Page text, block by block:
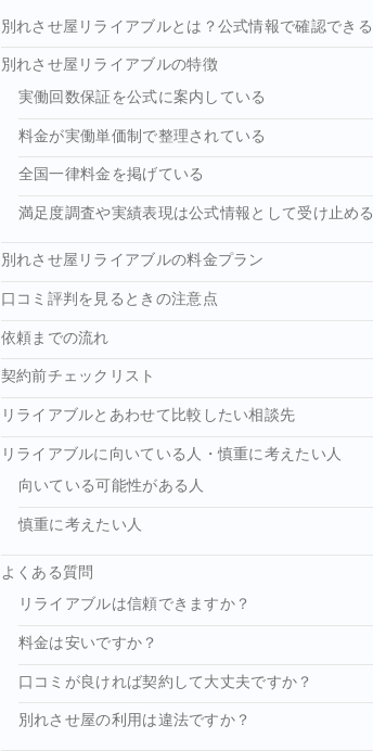
別れさせ屋リライアブルとは？公式情報で確認でき
別れさせ屋リライアブルの特徴
実働回数保証を公式に案内している
料金が実働単価制で整理されている
全国一律料金を掲げている
満足度調査や実績表現は公式情報として受け止める
別れさせ屋リライアブルの料金プラン
口コミ評判を見るときの注意点
依頼までの流れ
契約前チェックリスト
リライアブルとあわせて比較したい相談先
リライアブルに向いている人・慎重に考えたい人
向いている可能性がある人
慎重に考えたい人
よくある質問
リライアブルは信頼できますか？
料金は安いですか？
口コミが良ければ契約して大丈夫ですか？
別れさせ屋の利用は違法ですか？